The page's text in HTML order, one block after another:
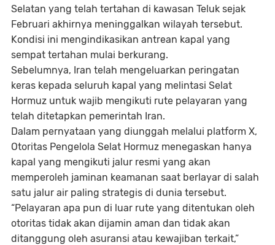
Selatan yang telah tertahan di kawasan Teluk sejak
Februari akhirnya meninggalkan wilayah tersebut.
Kondisi ini mengindikasikan antrean kapal yang
sempat tertahan mulai berkurang.
Sebelumnya, Iran telah mengeluarkan peringatan
keras kepada seluruh kapal yang melintasi Selat
Hormuz untuk wajib mengikuti rute pelayaran yang
telah ditetapkan pemerintah Iran.
Dalam pernyataan yang diunggah melalui platform X,
Otoritas Pengelola Selat Hormuz menegaskan hanya
kapal yang mengikuti jalur resmi yang akan
memperoleh jaminan keamanan saat berlayar di salah
satu jalur air paling strategis di dunia tersebut.
“Pelayaran apa pun di luar rute yang ditentukan oleh
otoritas tidak akan dijamin aman dan tidak akan
ditanggung oleh asuransi atau kewajiban terkait,”